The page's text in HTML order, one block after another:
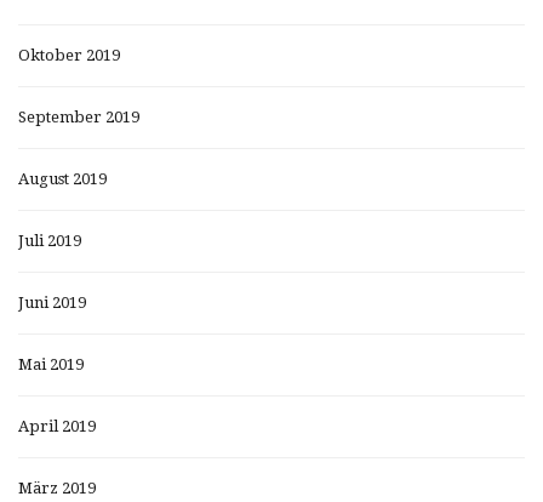
Oktober 2019
September 2019
August 2019
Juli 2019
Juni 2019
Mai 2019
April 2019
März 2019